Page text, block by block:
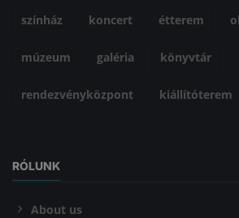
színház koncert étterem
múzeum galéria könyvtár
rendezvényközpont kiállítóterem
RÓLUNK
About us